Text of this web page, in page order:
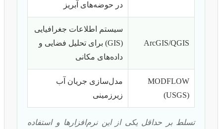
در حوضه‌های آبریز
ArcGIS/QGIS
سیستم اطلاعات جغرافیایی
(GIS) برای تحلیل فضایی و
داده‌های مکانی
MODFLOW
(USGS)
مدل‌سازی جریان آب
زیرزمینی
تسلط بر حداقل یکی از این نرم‌افزارها و استفاده